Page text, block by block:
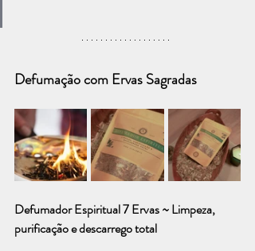
Defumação com Ervas Sagradas
Defumador Espiritual 7 Ervas ~ Limpeza,
purificação e descarrego total